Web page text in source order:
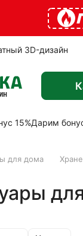
3D-дизайн
15%Дарим
для дома